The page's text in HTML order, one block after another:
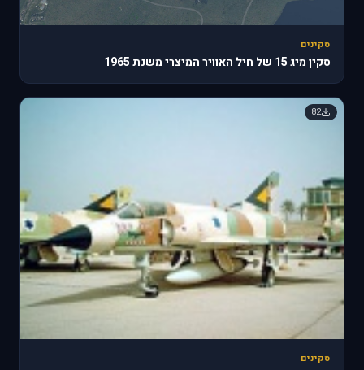
סקינים
סקין מיג 15 של חיל האוויר המיצרי משנת 1965
82
סקינים